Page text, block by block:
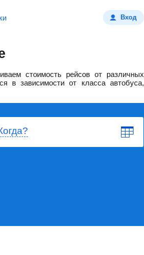
Вход
стоимость рейсов от различных
в зависимости от класса автобуса,